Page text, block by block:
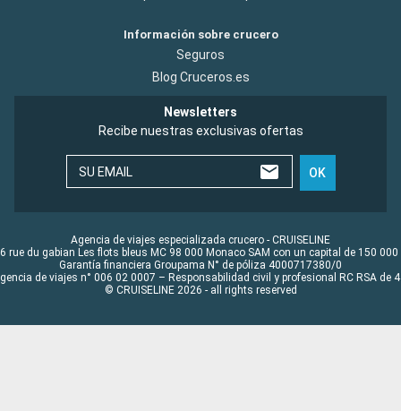
Información sobre crucero
Seguros
Blog Cruceros.es
Newsletters
Recibe nuestras exclusivas ofertas
SU EMAIL OK
Agencia de viajes especializada crucero - CRUISELINE
rue du gabian Les flots bleus MC 98 000 Monaco SAM con un capital de 150 000
Garantía financiera Groupama N° de póliza 4000717380/0
de viajes n° 006 02 0007 – Responsabilidad civil y profesional RC RSA de
© CRUISELINE 2026 - all rights reserved